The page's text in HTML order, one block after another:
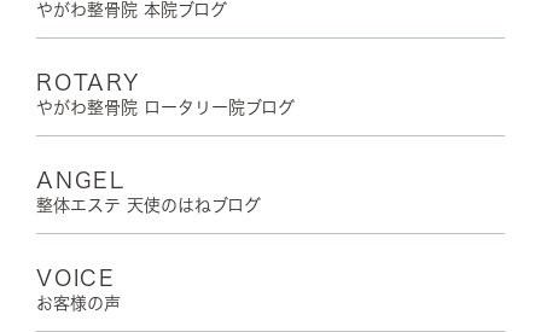
やがわ整骨院 本院ブログ
ROTARY
やがわ整骨院 ロータリー院ブログ
ANGEL
整体エステ 天使のはねブログ
VOICE
お客様の声